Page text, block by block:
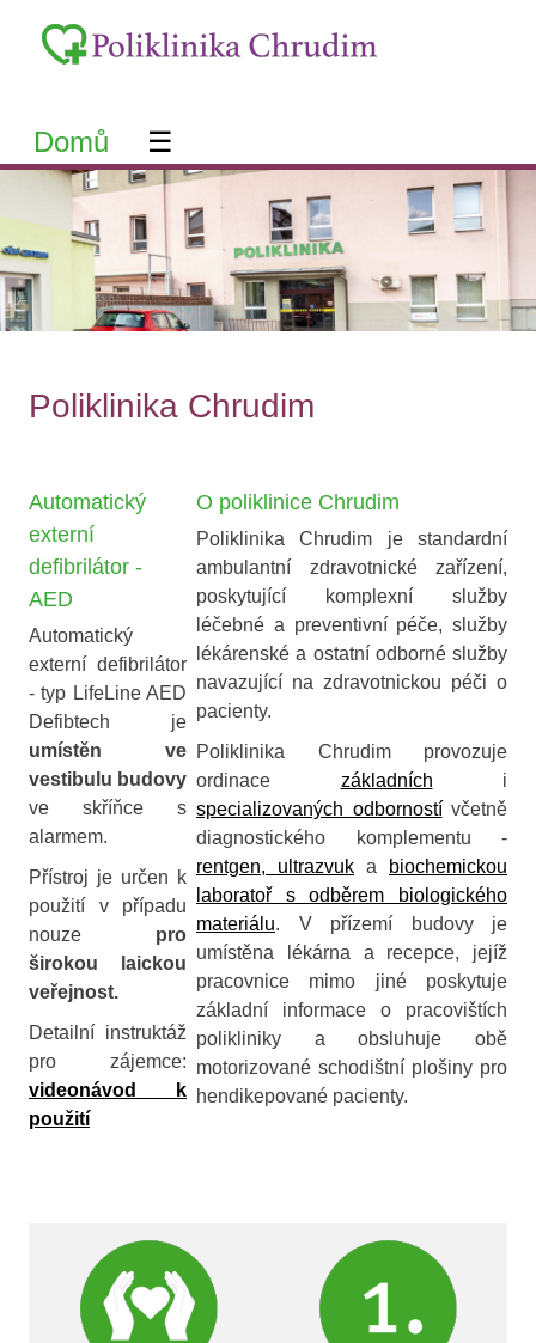
Domů ☰
Poliklinika Chrudim
Automatický
externí
defibrilátor -
AED
Automatický
externí defibrilátor
- typ LifeLine AED
Defibtech je
umístěn ve
vestibulu budovy
ve skříňce s
alarmem.
Přístroj je určen k
použití v případu
nouze pro
širokou laickou
veřejnost.
Detailní instruktáž
pro zájemce:
videonávod k
použití
O poliklinice Chrudim
Poliklinika Chrudim je standardní
ambulantní zdravotnické zařízení,
poskytující komplexní služby
léčebné a preventivní péče, služby
lékárenské a ostatní odborné služby
navazující na zdravotnickou péči o
pacienty.
Poliklinika Chrudim provozuje
ordinace základních i
specializovaných odbornostívčetně
diagnostického komplementu -
rentgen, ultrazvuk a
biochemickou
laboratoř s odběrem biologického
materiálu. V přízemí budovy je
umístěna lékárna a recepce, jejíž
pracovnice mimo jiné poskytuje
základní informace o pracovištích
polikliniky a obsluhuje obě
motorizované schodištní plošiny pro
hendikepované pacienty.